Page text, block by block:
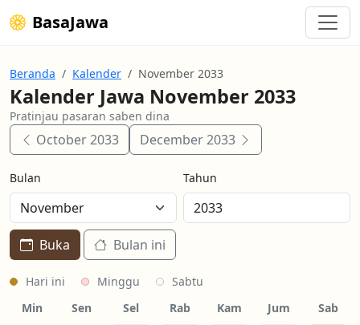
BasaJawa
Beranda Kalender November 2033
Kalender Jawa November 2033
Pratinjau pasaran saben dina
October 2033 December 2033
Bulan Tahun
Buka Bulan ini
Hari ini Minggu
Sabtu
Min
Sen Sel Rab Kam Jum Sab